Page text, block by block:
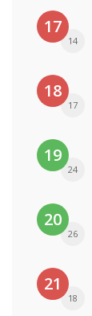
17
14
18
17
19
24
20
26
21
18